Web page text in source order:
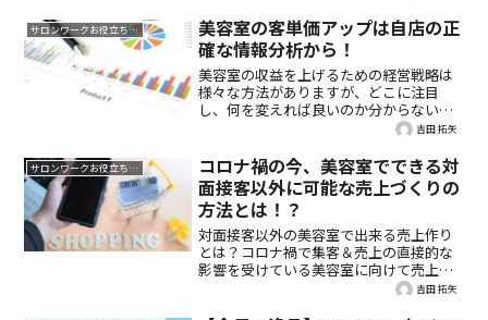
ーム ヘアケアオイル／ヘアケアミルク／
ヘアケアミスト／ボリュームアップミス
ト』です。
サロンワークお役立ち情報
美容室の客単価アップは自店の正
確な情報分析から！
美容室の収益を上げるための経営戦略は
様々な方法がありますが、どこに注目
し、何を変えれば良いのか分からないと
いう方に向けて、今回は美容室の売上情
方法をご紹介します。
吉田 拓矢
サロンワークお役立ち情報
コロナ禍の今、美容室でできる対
面接客以外に可能な売上づくりの
方法とは！？
対面接客以外の美容室で出来る売上作り
とは？コロナ禍で集客＆売上の直接的な
影響を受けている美容室に向けて売上作
りをサポートするEC機能付きPOSレジ活
吉田 拓矢